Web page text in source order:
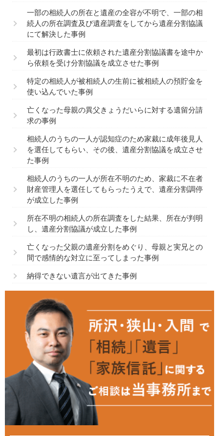
一部の相続人の所在と遺産の全容が不明で、一部の相
続人の所在調査及び遺産調査をしてから遺産分割協議
にて解決した事例
最初は行政書士に依頼された遺産分割協議書を途中か
ら依頼を受け分割協議を成立させた事例
特定の相続人が被相続人の生前に被相続人の預貯金を
使い込んでいた事例
亡くなった母親の異父きょうだいらに対する遺留分請
求の事例
相続人のうちの一人が認知症のため家裁に成年後見人
を選任してもらい、その後、遺産分割協議を成立させ
た事例
相続人のうちの一人が所在不明のため、家裁に不在者
財産管理人を選任してもらったうえで、遺産分割調停
が成立した事例
所在不明の相続人の所在調査をした結果、所在が判明
し、遺産分割協議が成立した事例
亡くなった父親の遺産分割をめぐり、母親と実兄との
間で感情的な対立に至ってしまった事例
納得できない遺言が出てきた事例